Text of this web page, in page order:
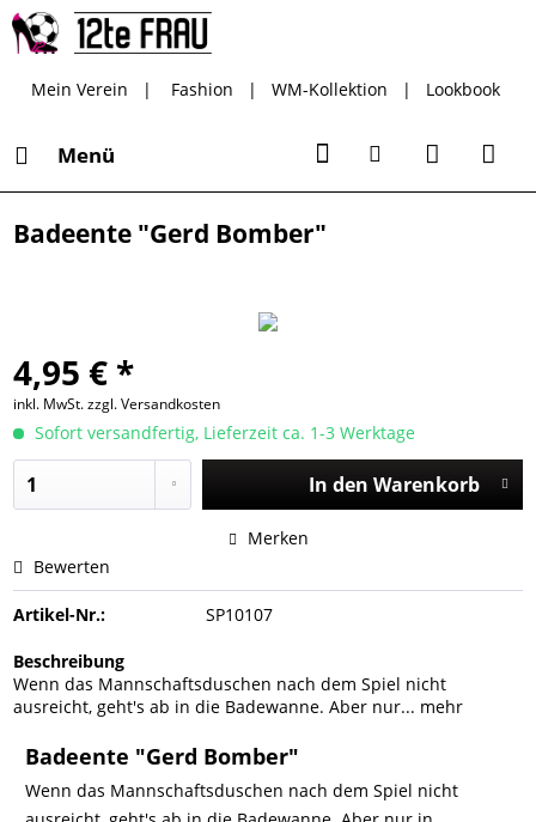
Mein Verein | Fashion | WM-Kollektion | Lookbook
Menü
Badeente "Gerd Bomber"
4,95 € *
inkl. MwSt.zzgl. Versandkosten
Sofort versandfertig, Lieferzeit ca. 1-3 Werktage
In den Warenkorb
Merken
Bewerten
Artikel-Nr.: SP10107
Beschreibung
Wenn das Mannschaftsduschen nach dem Spiel nicht
ausreicht, geht's ab in die Badewanne. Aber nur... mehr
Badeente "Gerd Bomber"
Wenn das Mannschaftsduschen nach dem Spiel nicht